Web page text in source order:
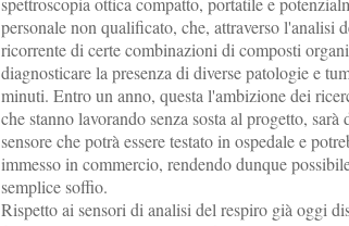
personale non qualificato, che, attraverso l'analisi
ricorrente di certe combinazioni di composti
diagnosticare la presenza di diverse patologie e
minuti. Entro un anno, questa l'ambizione dei
che stanno lavorando senza sosta al progetto,
sensore che potrà essere testato in ospedale e
immesso in commercio, rendendo dunque
semplice soffio.
Rispetto ai sensori di analisi del respiro già oggi